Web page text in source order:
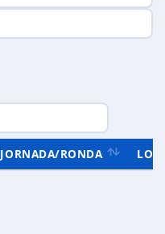
JORNADA/RONDA